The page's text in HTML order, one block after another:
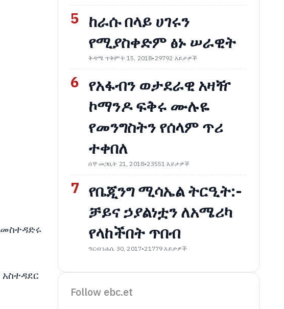
መስተዳድሩ
አስተዳደር
5 ከራሱ በላይ ሀገሩን
የሚያስቀድም ፅኑ ሠራዊት
ቅዳሜ ጥቅምት 15, 2018•29792 እይታዎች
6 የአፋብን ወታደራዊ አዛዥ
ኮማንዶ ፍቅሩ ሙሉዬ
የመንግስትን የሰላም ጥሪ
ተቀበለ
ሰኞ መጋቢት 21, 2018•23551 እይታዎች
7 የቤጂንግ ሚሳኤል ትርዒት:-
ቻይና ኃያልነቷን ለአሜሪካ
የላከችበት ጥበብ
ዓርብ ነሐሴ 30, 2017•21779 እይታዎች
Follow ebc.et